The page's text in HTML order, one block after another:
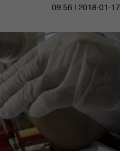
09:56 | 2018-01-17